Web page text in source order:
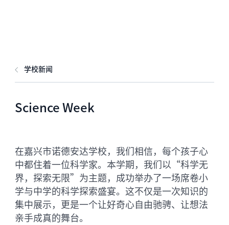
学校新闻
Science Week
在嘉兴市诺德安达学校，我们相信，每个孩子心
中都住着一位科学家。本学期，我们以“科学无
界，探索无限”为主题，成功举办了一场席卷小
学与中学的科学探索盛宴。这不仅是一次知识的
集中展示，更是一个让好奇心自由驰骋、让想法
亲手成真的舞台。